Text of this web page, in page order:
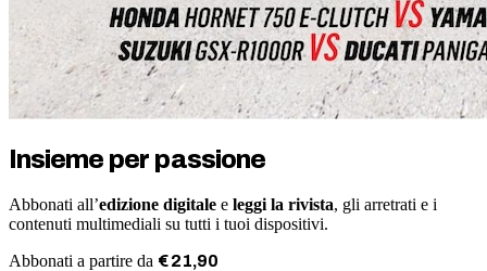
Insieme per passione
Abbonati all’edizione digitale e leggi la rivista, gli arretrati e i
contenuti multimediali su tutti i tuoi dispositivi.
Abbonati a partire da €21,90